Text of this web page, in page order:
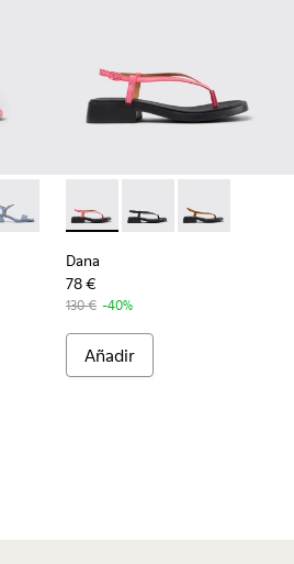
- Sandalias de piel rosa para
004 - Sandalias de piel negras
- K201914-003 - Sandalias de
Sandal - K201914-002
Kora Sandal - K201914-001
Dana - K201893-003 -
Dana - K201893-002
Dana -
Dana
78 €
130 € -40%
Añadir